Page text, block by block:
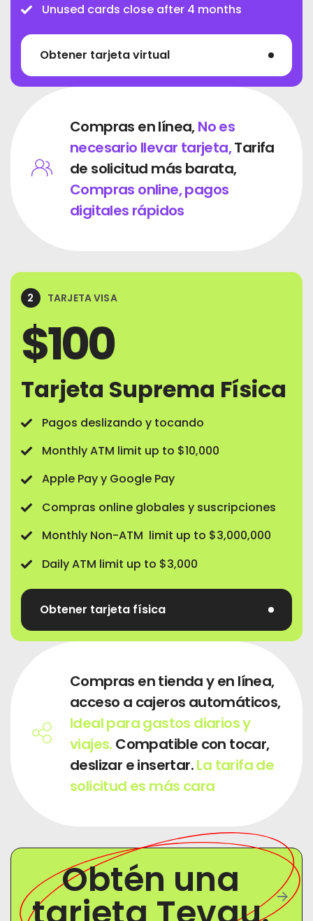
Unused cards close after 4 months
Obtener tarjeta virtual
Compras en línea,No es
necesario llevar tarjeta,Tarifa
de solicitud más barata,
Compras online, pagos
digitales rápidos
2 TARJETA VISA
$100
Tarjeta Suprema Física
Pagos deslizando y tocando
Monthly ATM limit up to $10,000
Apple Pay y Google Pay
Compras online globales y suscripciones
Monthly Non-ATM limit up to $3,000,000
Daily ATM limit up to $3,000
Obtener tarjeta física
Compras en tienda y en línea,
acceso a cajeros automáticos,
Ideal para gastos diarios y
viajes. Compatible con tocar,
deslizar e insertar.La tarifa de
solicitud es más cara
Obtén una